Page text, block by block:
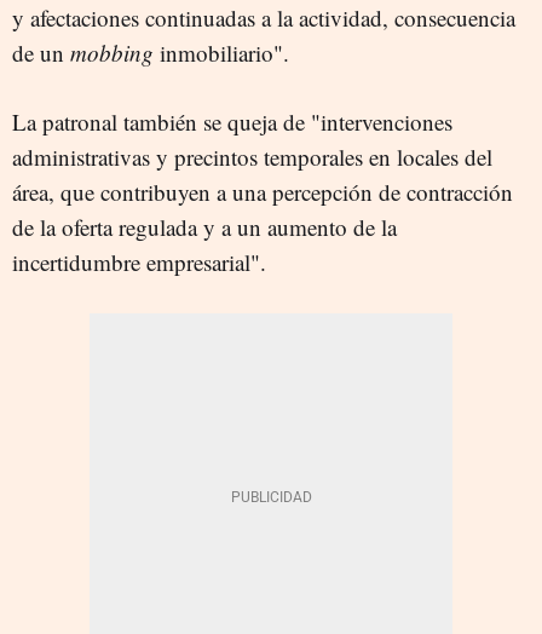
y afectaciones continuadas a la actividad, consecuencia
de un mobbing inmobiliario".
La patronal también se queja de "intervenciones
administrativas y precintos temporales en locales del
área, que contribuyen a una percepción de contracción
de la oferta regulada y a un aumento de la
incertidumbre empresarial".